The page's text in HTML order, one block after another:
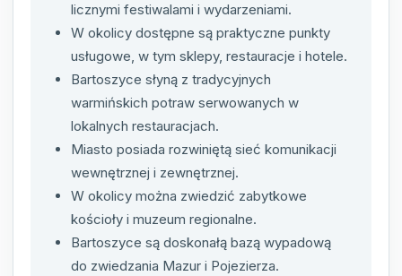
licznymi festiwalami i wydarzeniami.
W okolicy dostępne są praktyczne punkty
usługowe, w tym sklepy, restauracje i hotele.
Bartoszyce słyną z tradycyjnych
warmińskich potraw serwowanych w
lokalnych restauracjach.
Miasto posiada rozwiniętą sieć komunikacji
wewnętrznej i zewnętrznej.
W okolicy można zwiedzić zabytkowe
kościoły i muzeum regionalne.
Bartoszyce są doskonałą bazą wypadową
do zwiedzania Mazur i Pojezierza.